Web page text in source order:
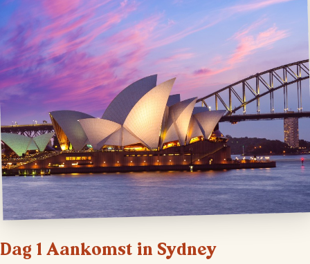
Dag 1 Aankomst in Sydney